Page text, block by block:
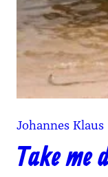
Johannes Klaus
Take me